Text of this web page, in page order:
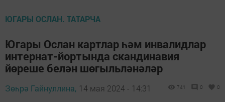
ЮГАРЫ ОСЛАН. ТАТАРЧА
Югары Ослан картлар һәм инвалидлар
интернат-йортында скандинавия
йөреше белән шөгыльләнәләр
Зөһрә Гайнуллина, 14 мая 2024 - 14:31 741 0 0